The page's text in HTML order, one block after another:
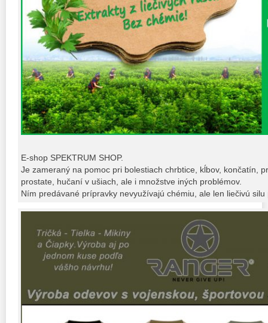
E-shop SPEKTRUM SHOP.
Je zameraný na pomoc pri bolestiach chrbtice, kĺbov, končatín,
prostate, hučaní v ušiach, ale i množstve iných problémov.
Ním predávané prípravky nevyužívajú chémiu, ale len liečivú